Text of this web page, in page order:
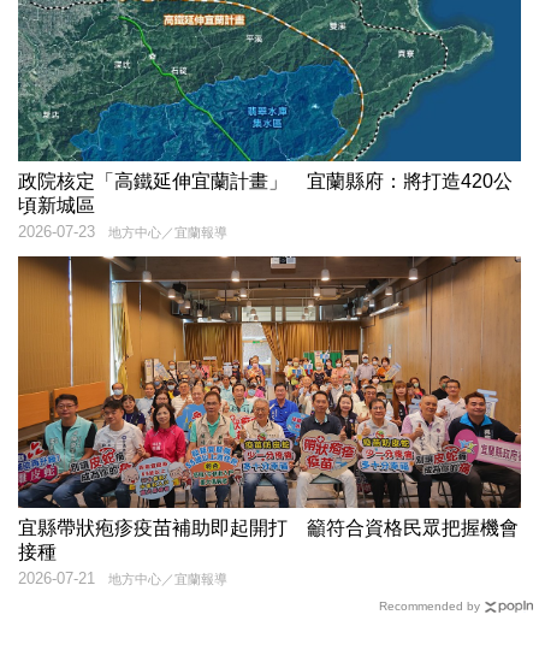
政院核定「高鐵延伸宜蘭計畫」 宜蘭縣府：將打造420公
頃新城區
地方中心／宜蘭報導
2026-07-23
宜縣帶狀疱疹疫苗補助即起開打 籲符合資格民眾把握機會
接種
地方中心／宜蘭報導
2026-07-21
Recommended by